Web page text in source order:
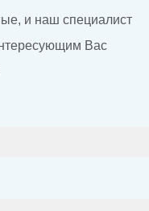
и наш специалист
Вас